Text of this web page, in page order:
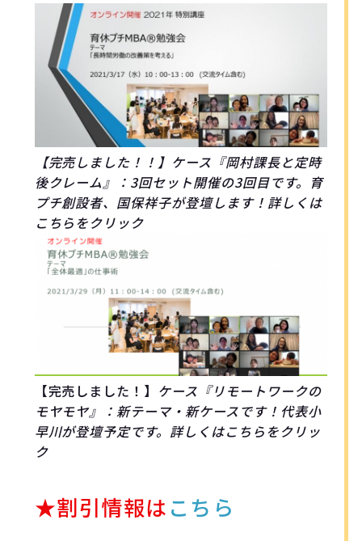
【完売しました！！】ケース『岡村課長と定時
後クレーム』：3回セット開催の3回目です。育
プチ創設者、国保祥子が登壇します！詳しくは
こちらをクリック
【完売しました！】 ケース『リモートワークの
モヤモヤ』：新テーマ・新ケースです！代表小
早川が登壇予定です。詳しくはこちらをクリッ
ク
★割引情報はこちら